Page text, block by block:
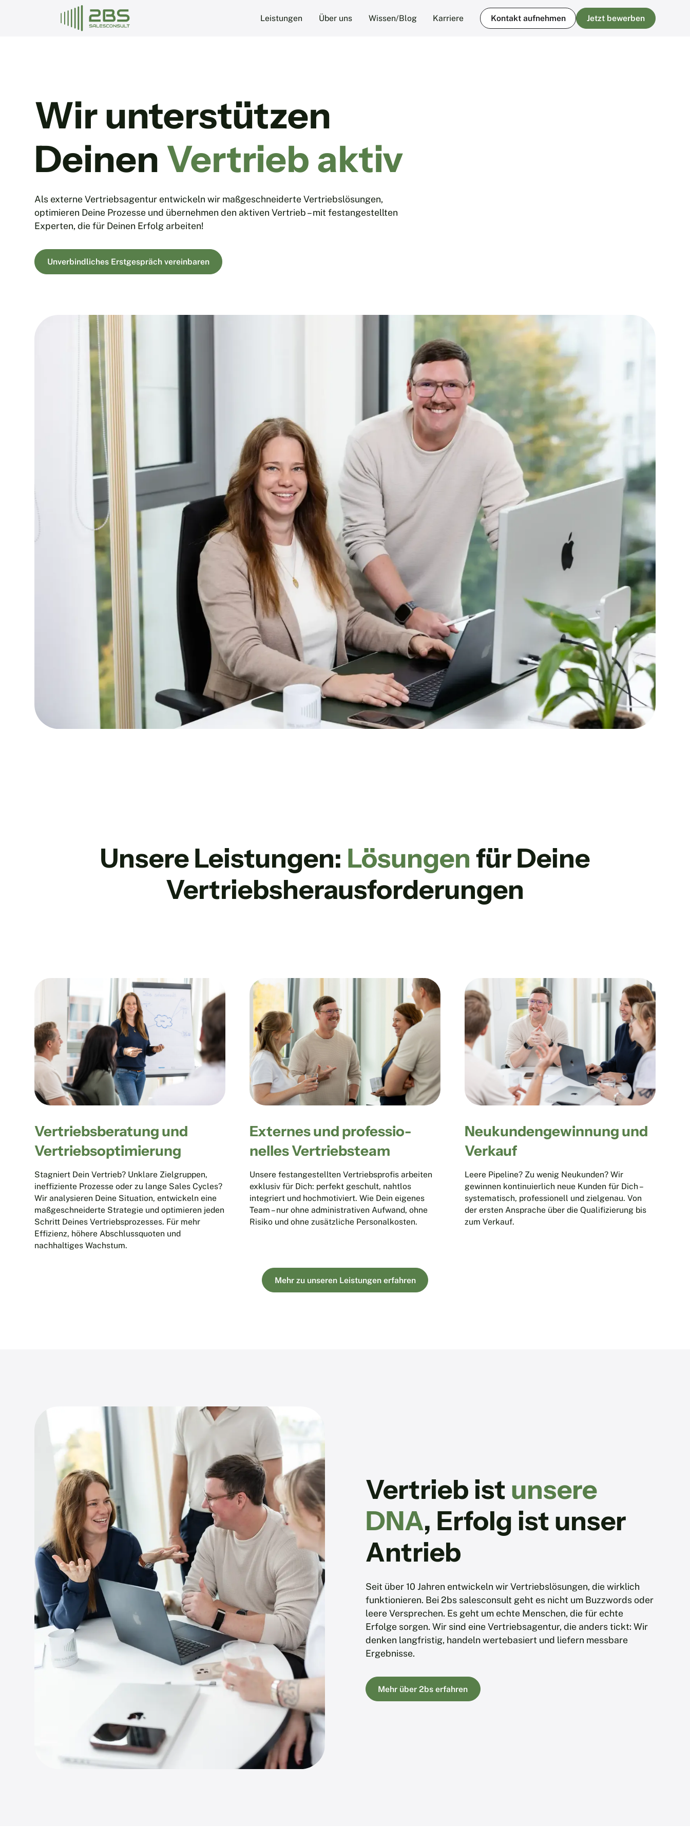
Leistungen Über uns Wissen/Blog Karriere Kontakt aufnehmen Jetzt bewerben
Wir unterstützen
Deinen Vertrieb aktiv
Als externe Vertriebsagentur entwickeln wir maßgeschneiderte Vertriebslösungen,
optimieren Deine Prozesse und übernehmen den aktiven Vertrieb – mit festangestellten
Experten, die für Deinen Erfolg arbeiten!
Unverbindliches Erstgespräch vereinbaren
Unsere Leistungen: Lösungen für Deine
Vertriebs­herausforderungen
Vertriebs­beratung und
Vertriebs­optimierung
Stagniert Dein Vertrieb? Unklare Zielgruppen,
ineffiziente Prozesse oder zu lange Sales Cycles?
Wir analysieren Deine Situation, entwickeln eine
maßgeschneiderte Strategie und optimieren jeden
Schritt Deines Vertriebsprozesses. Für mehr
Effizienz, höhere Abschlussquoten und
nachhaltiges Wachstum.
Externes und professio­­­­
nelles Vertriebsteam
Unsere festangestellten Vertriebsprofis arbeiten
exklusiv für Dich: perfekt geschult, nahtlos
integriert und hochmotiviert. Wie Dein eigenes
Team – nur ohne administrativen Aufwand, ohne
Risiko und ohne zusätzliche Personalkosten.
Neukunden­gewinnung und
Verkauf
Leere Pipeline? Zu wenig Neukunden? Wir
gewinnen kontinuierlich neue Kunden für Dich –
systematisch, professionell und zielgenau. Von
der ersten Ansprache über die Qualifizierung bis
zum Verkauf.
Mehr zu unseren Leistungen erfahren
Vertrieb ist unsere
DNA, Erfolg ist unser
Antrieb
Seit über 10 Jahren entwickeln wir Vertriebslösungen, die wirklich
funktionieren. Bei 2bs salesconsult geht es nicht um Buzzwords oder
leere Versprechen. Es geht um echte Menschen, die für echte
Erfolge sorgen. Wir sind eine Vertriebsagentur, die anders tickt: Wir
denken langfristig, handeln wertebasiert und liefern messbare
Ergebnisse.
Mehr über 2bs erfahren